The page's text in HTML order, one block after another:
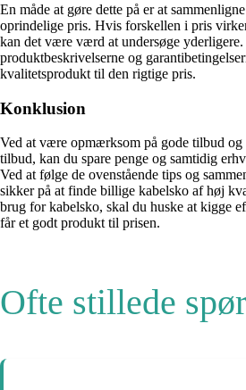
En måde at gøre dette på er at
oprindelige pris. Hvis forskellen i pris
kan det være værd at undersøge
produktbeskrivelserne og
kvalitetsprodukt til den rigtige pris.
Konklusion
Ved at være opmærksom på gode tilbud og
tilbud, kan du spare penge og samtidig
Ved at følge de ovenstående tips og
sikker på at finde billige kabelsko af høj
brug for kabelsko, skal du huske at kigge
får et godt produkt til prisen.
Ofte stillede